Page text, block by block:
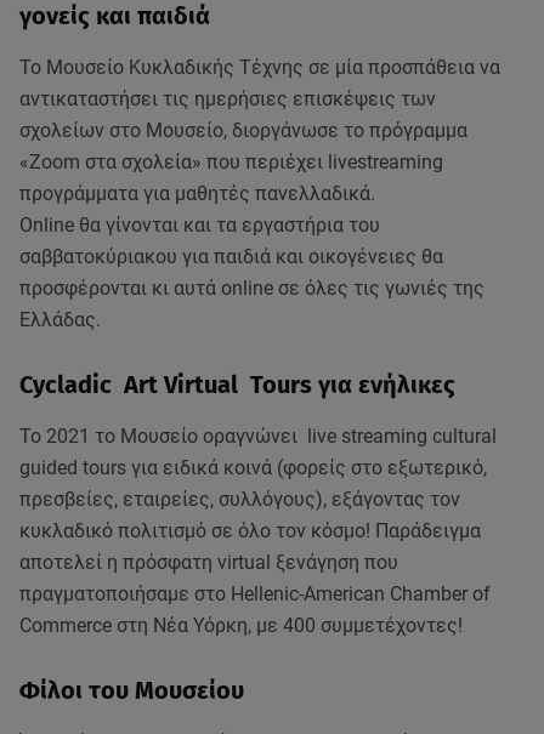
γονείς και παιδιά
Το Μουσείο Κυκλαδικής Τέχνης σε μία προσπάθεια να
αντικαταστήσει τις ημερήσιες επισκέψεις των
σχολείων στο Μουσείο, διοργάνωσε το πρόγραμμα
«Zoom στα σχολεία» που περιέχει livestreaming
προγράμματα για μαθητές πανελλαδικά.
Οnline θα γίνονται και τα εργαστήρια του
σαββατοκύριακου για παιδιά και οικογένειες θα
προσφέρονται κι αυτά online σε όλες τις γωνιές της
Ελλάδας.
Cycladic Αrt Virtual Tours για ενήλικες
Το 2021 το Μουσείο οραγνώνει live streaming cultural
guided tours για ειδικά κοινά (φορείς στο εξωτερικό,
πρεσβείες, εταιρείες, συλλόγους), εξάγοντας τον
κυκλαδικό πολιτισμό σε όλο τον κόσμο! Παράδειγμα
αποτελεί η πρόσφατη virtual ξενάγηση που
πραγματοποιήσαμε στο Hellenic-American Chamber of
Commerce στη Nέα Υόρκη, με 400 συμμετέχοντες!
Φίλοι του Μουσείου